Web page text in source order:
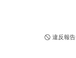
違反報告